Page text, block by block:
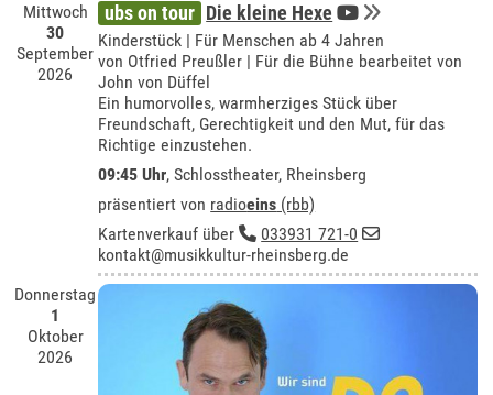
Mittwoch
30
September
2026
ubs on tour Die kleine Hexe
Kinderstück | Für Menschen ab 4 Jahren
von Otfried Preußler | Für die Bühne bearbeitet von
John von Düffel
Ein humorvolles, warmherziges Stück über
Freundschaft, Gerechtigkeit und den Mut, für das
Richtige einzustehen.
09:45 Uhr,Schlosstheater, Rheinsberg
präsentiert von radioeins (rbb)
Kartenverkauf über
033931 721-0
kontakt@musikkultur-rheinsberg.de
Donnerstag
1
Oktober
2026